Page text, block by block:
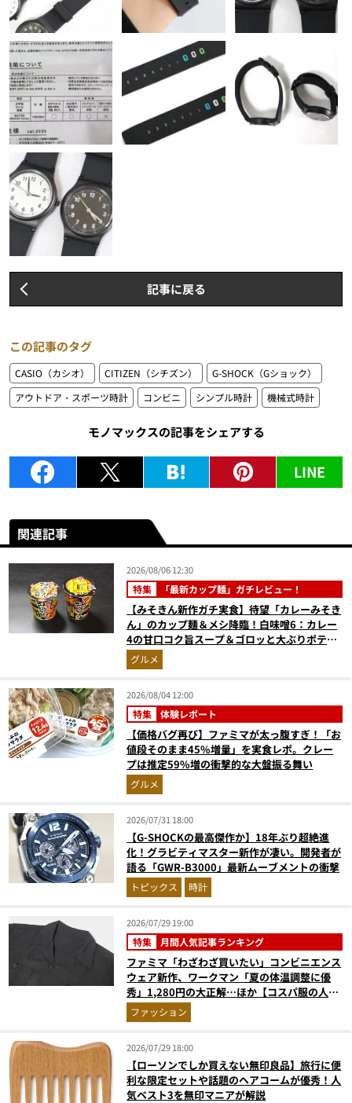
記事に戻る
この記事のタグ
CASIO（カシオ） CITIZEN（シチズン）
G-SHOCK（Gショック）
アウトドア・スポーツ時計
コンビニ シンプル時計 機械式時計
モノマックスの記事をシェアする
LINE
関連記事
2026/08/06 12:30
特集 「最新カップ麺」ガチレビュー！
【みそきん新作ガチ実食】待望「カレーみそき
ん」のカップ麺＆メシ降臨！白味噌6：カレー
4の甘口コク旨スープ＆ゴロッと大ぶりポテト
に歓喜
グルメ
2026/08/04 12:00
特集 体験レポート
【価格バグ再び】ファミマが太っ腹すぎ！「お
値段そのまま45%増量」を実食レポ。クレー
プは推定59%増の衝撃的な大盤振る舞い
グルメ
2026/07/31 18:00
【G-SHOCKの最高傑作か】18年ぶり超絶進
化！グラビティマスター新作が凄い。開発者が
語る「GWR-B3000」最新ムーブメントの衝撃
トピックス 時計
2026/07/29 19:00
特集 月間人気記事ランキング
ファミマ「わざわざ買いたい」コンビニエンス
ウェア新作、ワークマン「夏の体温調整に優
秀」1,280円の大正解…ほか【コスパ服の人気
記事ランキングベスト3】（2026年6月版）
ファッション
2026/07/29 18:00
【ローソンでしか買えない無印良品】旅行に便
利な限定セットや話題のヘアコームが優秀！人
気ベスト3を無印マニアが解説